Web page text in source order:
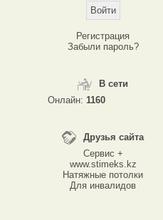
Регистрация
Забыли пароль?
В сети
Онлайн: 1160
Друзья сайта
Сервис +
www.stimeks.kz
Натяжные потолки
Для инвалидов